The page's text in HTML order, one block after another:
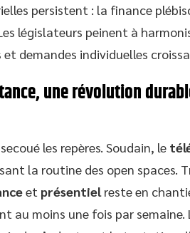
persistent : la finance
législateurs peinent à
demandes individuelles
une révolution
les repères. Soudain, le
la routine des open spaces.
et présentiel reste en
au moins une fois par